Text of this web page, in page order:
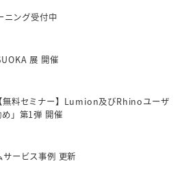
ニング受付中
展 開催
無料セミナー】Lumion及びRhinoユーザ
」第1弾 開催
ービス事例 更新